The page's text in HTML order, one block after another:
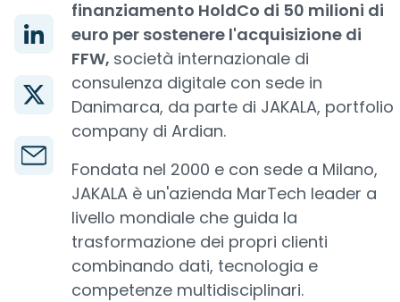
finanziamento HoldCo di 50 milioni di
euro per sostenere l'acquisizione di
FFW, società internazionale di
consulenza digitale con sede in
Danimarca, da parte di JAKALA, portfolio
company di Ardian.
Fondata nel 2000 e con sede a Milano,
JAKALA è un'azienda MarTech leader a
livello mondiale che guida la
trasformazione dei propri clienti
combinando dati, tecnologia e
competenze multidisciplinari.